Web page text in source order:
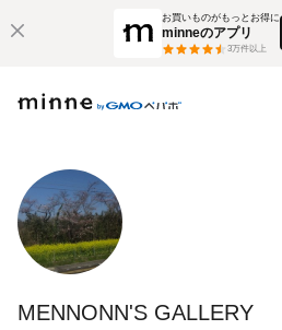
お買いものがもっとお得に
minneのアプリ
3万件以上
MENNONN'S GALLERY